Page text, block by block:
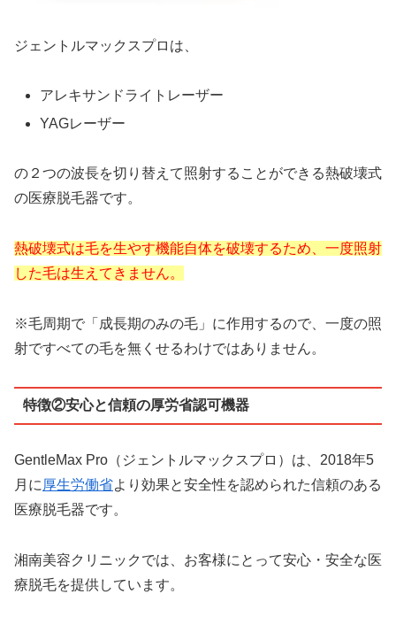
ジェントルマックスプロは、
アレキサンドライトレーザー
YAGレーザー
の２つの波長を切り替えて照射することができる熱破壊式
の医療脱毛器です。
熱破壊式は毛を生やす機能自体を破壊するため、一度照射
した毛は生えてきません。
※毛周期で「成長期のみの毛」に作用するので、一度の照
射ですべての毛を無くせるわけではありません。
特徴②安心と信頼の厚労省認可機器
GentleMax Pro（ジェントルマックスプロ）は、2018年5
月に 厚生労働省より効果と安全性を認められた信頼のある
医療脱毛器です。
湘南美容クリニックでは、お客様にとって安心・安全な医
療脱毛を提供しています。